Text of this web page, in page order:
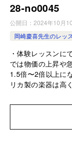
28-no0045
公開日： 2024年10月
岡崎慶喜先生のレッ
・体験レッスンに
では物価の上昇や
1.5倍〜2倍以上に
リカ製の楽器は高